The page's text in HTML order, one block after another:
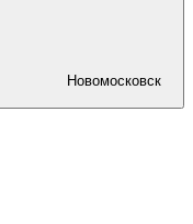
Новомосковск